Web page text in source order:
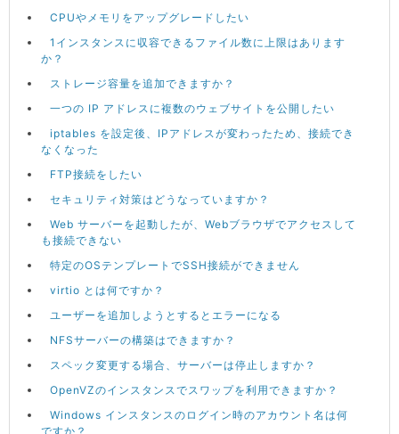
CPUやメモリをアップグレードしたい
1インスタンスに収容できるファイル数に上限はあります
か？
ストレージ容量を追加できますか？
一つの IP アドレスに複数のウェブサイトを公開したい
iptables を設定後、IPアドレスが変わったため、接続でき
なくなった
FTP接続をしたい
セキュリティ対策はどうなっていますか？
Web サーバーを起動したが、Webブラウザでアクセスして
も接続できない
特定のOSテンプレートでSSH接続ができません
virtio とは何ですか？
ユーザーを追加しようとするとエラーになる
NFSサーバーの構築はできますか？
スペック変更する場合、サーバーは停止しますか？
OpenVZのインスタンスでスワップを利用できますか？
Windows インスタンスのログイン時のアカウント名は何
ですか？